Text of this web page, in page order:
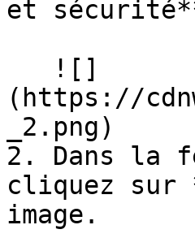
et
(https://
_2.png)
2. Dans la
cliquez sur
image.